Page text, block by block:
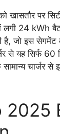
पर
लगी 24 kWh
जो इस सेगमेंट
से यह सिर्फ 60
चार्जर से
2025